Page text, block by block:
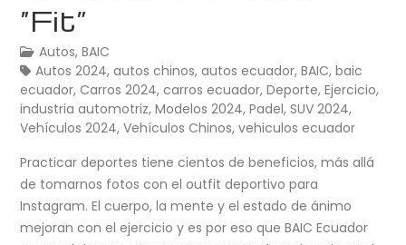
“Fit”
Autos,BAIC
Autos 2024,autos chinos,autos ecuador,BAIC,baic
ecuador,Carros 2024,carros ecuador,Deporte,Ejercicio,
industria automotriz,Modelos 2024,Padel,SUV 2024,
Vehículos 2024,Vehículos Chinos,vehiculos ecuador
Practicar deportes tiene cientos de beneficios, más allá
de tomarnos fotos con el outfit deportivo para
Instagram. El cuerpo, la mente y el estado de ánimo
mejoran con el ejercicio y es por eso que BAIC Ecuador